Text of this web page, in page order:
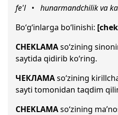
fe'l •
hunarmandchilik va
Bo‘g‘inlarga bo‘linishi:
CHEKLAMAso‘zining
saytida qidirib ko‘ring.
ЧЕКЛАМАso‘zining
sayti tomonidan taqdim
CHEKLAMAso‘zining